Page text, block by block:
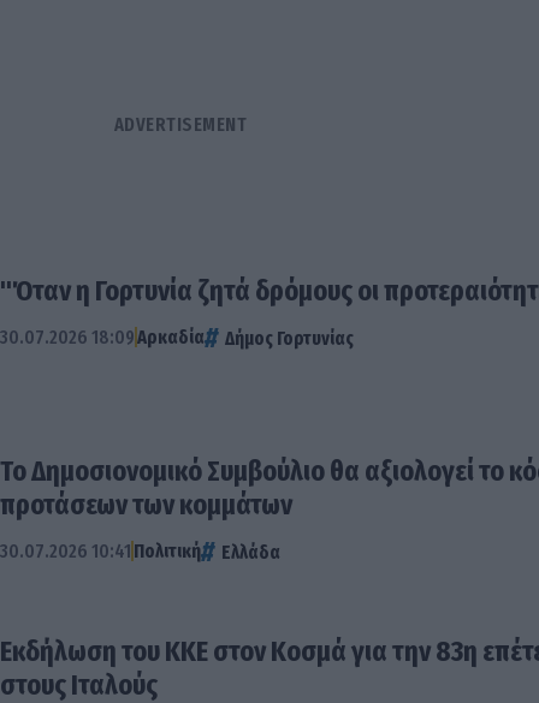
"Όταν η Γορτυνία ζητά δρόμους οι
30.07.2026 18:09Αρκαδία Δήμος Γορτυνίας
Το Δημοσιονομικό Συμβούλιο θα αξιολογεί το
προτάσεων των κομμάτων
30.07.2026 10:41 Πολιτική Ελλάδα
Εκδήλωση του ΚΚΕ στον Κοσμά για την 83η
στους Ιταλούς